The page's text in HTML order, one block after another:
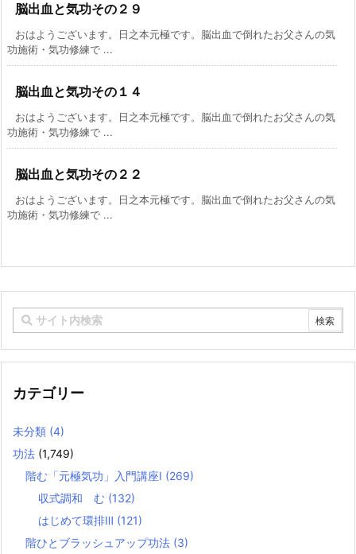
脳出血と気功その２９
おはようございます。日之本元極です。脳出血で倒れたお父さんの気
功施術・気功修練で ...
脳出血と気功その１４
おはようございます。日之本元極です。脳出血で倒れたお父さんの気
功施術・気功修練で ...
脳出血と気功その２２
おはようございます。日之本元極です。脳出血で倒れたお父さんの気
功施術・気功修練で ...
カテゴリー
未分類 (4)
功法 (1,749)
階む「元極気功」入門講座Ⅰ (269)
収式調和 む (132)
はじめて環排Ⅲ (121)
階ひとブラッシュアップ功法 (3)